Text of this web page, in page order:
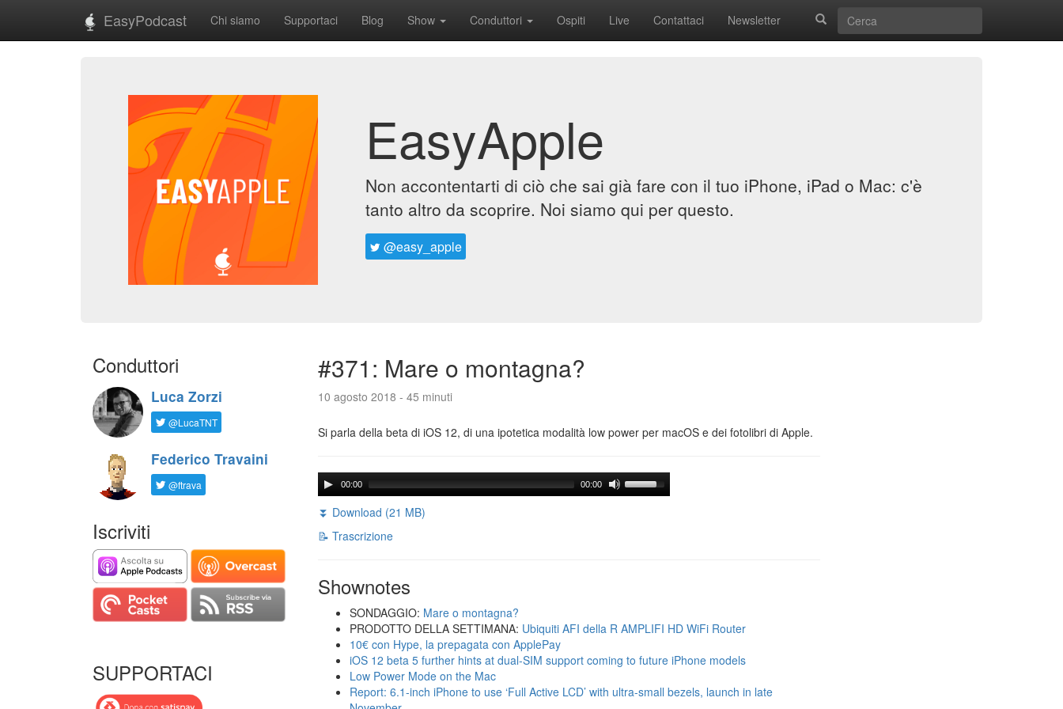
EasyPodcast Chi siamo Supportaci Blog Show Conduttori Ospiti Live Contattaci Newsletter
EasyApple
Non accontentarti di ciò che sai già fare con il tuo iPhone, iPad o Mac: c'è
tanto altro da scoprire. Noi siamo qui per questo.
@easy_apple
Conduttori
Luca Zorzi
@LucaTNT
Federico Travaini
@ftrava
Iscriviti
SUPPORTACI
#371: Mare o montagna?
10 agosto 2018 - 45 minuti
Si parla della beta di iOS 12, di una ipotetica modalità low power per macOS e dei fotolibri di Apple.
00:00 00:00
⏬ Download (21 MB)
📝 Trascrizione
Shownotes
SONDAGGIO: Mare o montagna?
PRODOTTO DELLA SETTIMANA: Ubiquiti AFI della R AMPLIFI HD WiFi Router
10€ con Hype, la prepagata con ApplePay
iOS 12 beta 5 further hints at dual-SIM support coming to future iPhone models
Low Power Mode on the Mac
Report: 6.1-inch iPhone to use ‘Full Active LCD’ with ultra-small bezels, launch in late